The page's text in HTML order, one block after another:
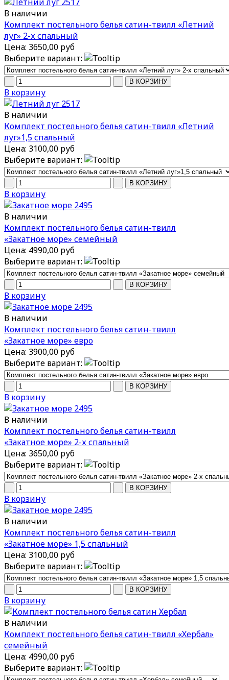
В наличии
Комплект постельного белья сатин-твилл «Летний
луг» 2-х спальный
Цена: 3650,00 руб
Выберите вариант:
В корзину
В наличии
Комплект постельного белья сатин-твилл «Летний
луг»1,5 спальный
Цена: 3100,00 руб
Выберите вариант:
В корзину
В наличии
Комплект постельного белья сатин-твилл
«Закатное море» семейный
Цена: 4990,00 руб
Выберите вариант:
В корзину
В наличии
Комплект постельного белья сатин-твилл
«Закатное море» евро
Цена: 3900,00 руб
Выберите вариант:
В корзину
В наличии
Комплект постельного белья сатин-твилл
«Закатное море» 2-х спальный
Цена: 3650,00 руб
Выберите вариант:
В корзину
В наличии
Комплект постельного белья сатин-твилл
«Закатное море» 1,5 спальный
Цена: 3100,00 руб
Выберите вариант:
В корзину
В наличии
Комплект постельного белья сатин-твилл «Хербал»
семейный
Цена: 4990,00 руб
Выберите вариант: